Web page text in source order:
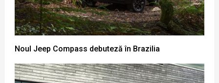
Noul Jeep Compass debuteză în Brazilia